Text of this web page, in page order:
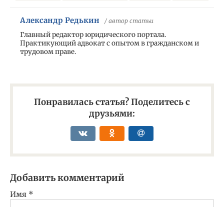
Александр Редькин / автор статьи
Главный редактор юридического портала.
Практикующий адвокат с опытом в гражданском и
трудовом праве.
Понравилась статья? Поделитесь с
друзьями:
Добавить комментарий
Имя *